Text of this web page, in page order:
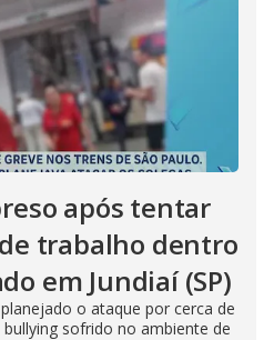
após tentar
trabalho dentro
em Jundiaí (SP)
o ataque por cerca de
sofrido no ambiente de